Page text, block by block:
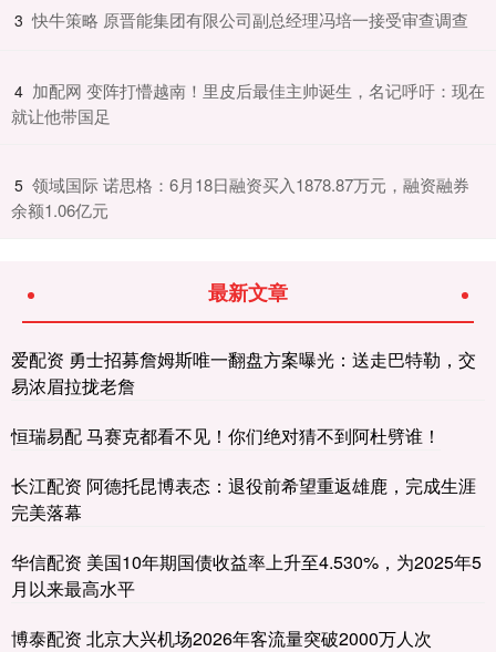
3 ​快牛策略 原晋能集团有限公司副总经理冯培一接受审查调查
4 ​加配网 变阵打懵越南！里皮后最佳主帅诞生，名记呼吁：现在
就让他带国足
5 ​领域国际 诺思格：6月18日融资买入1878.87万元，融资融券
余额1.06亿元
最新文章
爱配资 勇士招募詹姆斯唯一翻盘方案曝光：送走巴特勒，交
易浓眉拉拢老詹
恒瑞易配 马赛克都看不见！你们绝对猜不到阿杜劈谁！
长江配资 阿德托昆博表态：退役前希望重返雄鹿，完成生涯
完美落幕
华信配资 美国10年期国债收益率上升至4.530%，为2025年5
月以来最高水平
博泰配资 北京大兴机场2026年客流量突破2000万人次